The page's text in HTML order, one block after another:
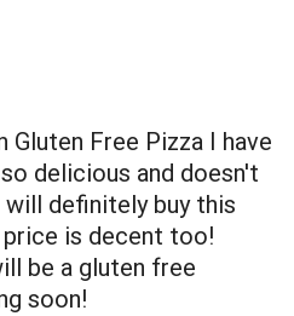
Free Pizza I have
delicious and doesn't
definitely buy this
is decent too!
be a gluten free
soon!